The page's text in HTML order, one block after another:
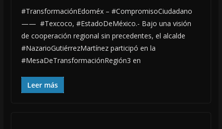
#TransformaciónEdoméx – #CompromisoCiudadano
—— #Texcoco, #EstadoDeMéxico.- Bajo una visión
de cooperación regional sin precedentes, el alcalde
#NazarioGutiérrezMartínez participó en la
#MesaDeTransformaciónRegión3 en
Leer más